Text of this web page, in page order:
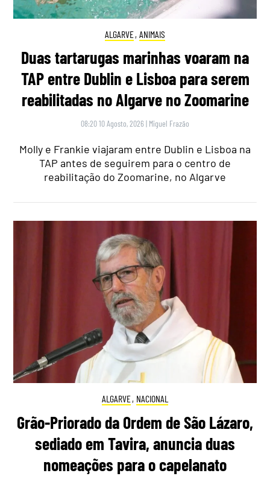
ALGARVE, ANIMAIS
Duas tartarugas marinhas voaram na
TAP entre Dublin e Lisboa para serem
reabilitadas no Algarve no Zoomarine
08:20 10 Agosto, 2026 | Miguel Frazão
Molly e Frankie viajaram entre Dublin e Lisboa na
TAP antes de seguirem para o centro de
reabilitação do Zoomarine, no Algarve
ALGARVE, NACIONAL
Grão-Priorado da Ordem de São Lázaro,
sediado em Tavira, anuncia duas
nomeações para o capelanato